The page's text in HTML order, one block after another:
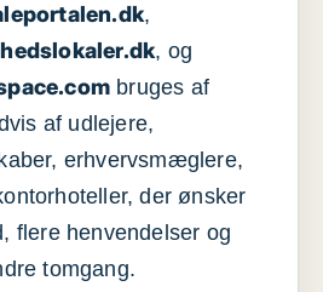
,
, og
bruges af
af udlejere,
erhvervsmæglere,
der ønsker
flere henvendelser og
tomgang.